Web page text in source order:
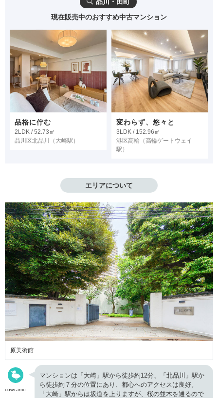
現在販売中のおすすめ中古マンション
品格に佇む
2LDK / 52.73㎡
品川区北品川
（大崎駅）
変わらず、悠々と
3LDK / 152.96㎡
港区高輪 （高輪ゲートウェイ
駅）
エリアについて
原美術館
cowcamo
マンションは「大崎」駅から徒歩約12分、「北品川」駅か
ら徒歩約７分の位置にあり、都心へのアクセスは良好。
「大崎」駅からは坂道を上りますが、桜の並木を通るので